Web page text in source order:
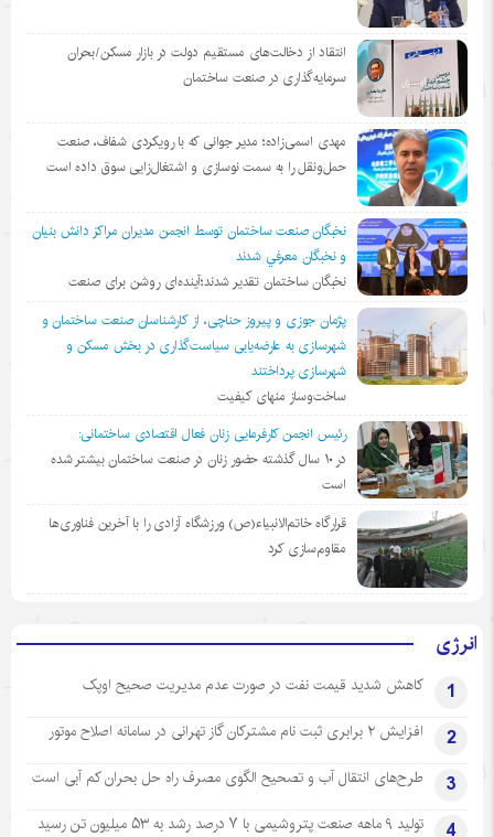
انتقاد از دخالت‌های مستقیم دولت در بازار مسکن/بحران
سرمایه‌گذاری در صنعت ساختمان
مهدی اسمی‌زاده؛ مدیر جوانی که با رویکردی شفاف، صنعت
حمل‌ونقل را به سمت نوسازی و اشتغال‌زایی سوق داده است
نخبگان صنعت ساختمان توسط انجمن مديران مراكز دانش بنيان
و نخبگان معرفي شدند
نخبگان ساختمان تقدیر شدند؛آینده‌ای روشن برای صنعت
پژمان جوزی و پیروز حناچی، از کارشناسان صنعت ساختمان و
شهرسازی به عارضه‌یابی سیاست‌گذاری در بخش مسکن و
شهرسازی پرداختند
ساخت‌وساز منهای کیفیت
رئیس انجمن کارفرمایی زنان فعال اقتصادی ساختمانی:
در ١٠ سال گذشته حضور زنان در صنعت ساختمان بیشتر شده
است
قرارگاه خاتم‌الانبیاء(ص) ورزشگاه آزادی را با آخرین فناوری‌ها
مقاوم‌سازی کرد
انرژی
1 کاهش شدید قیمت نفت در صورت عدم مدیریت صحیح اوپک
2 افزایش ۲ برابری ثبت نام مشترکان گاز تهرانی‌ در سامانه اصلاح موتور
3 طرح‌های انتقال آب و تصحیح الگوی مصرف راه حل بحران کم آبی است
4 تولید ۹ ماهه صنعت پتروشیمی با ۷ درصد رشد به ۵۳ میلیون تن رسید